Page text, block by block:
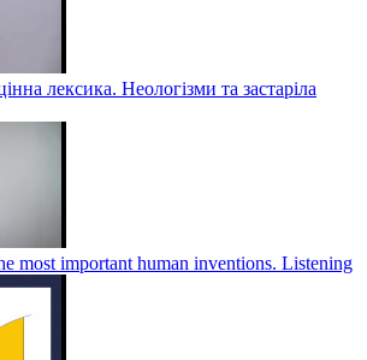
лексика. Неологізми та застаріла
most important human inventions. Listening